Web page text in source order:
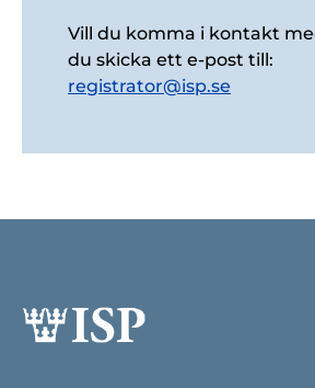
Vill du komma i kontakt
du skicka ett e-post till:
registrator@isp.se